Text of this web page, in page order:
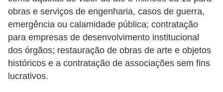
obras e serviços de engenharia, casos de guerra,
emergência ou calamidade pública; contratação
para empresas de desenvolvimento institucional
dos órgãos; restauração de obras de arte e objetos
históricos e a contratação de associações sem fins
lucrativos.
i
a
m
e
n